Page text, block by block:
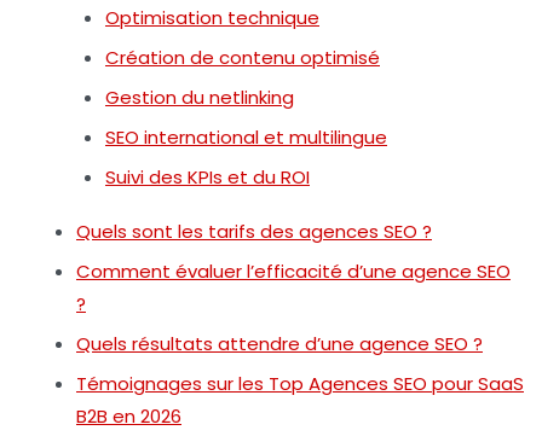
Optimisation technique
Création de contenu optimisé
Gestion du netlinking
SEO international et multilingue
Suivi des KPIs et du ROI
Quels sont les tarifs des agences SEO ?
Comment évaluer l’efficacité d’une agence SEO
?
Quels résultats attendre d’une agence SEO ?
Témoignages sur les Top Agences SEO pour SaaS
B2B en 2026